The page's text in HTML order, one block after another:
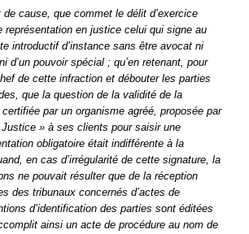
cause, que commet le délit d’exercice
représentation en justice celui qui signe au
introductif d’instance sans être avocat ni
d’un pouvoir spécial ; qu’en retenant, pour
de cette infraction et débouter les parties
que la question de la validité de la
par un organisme agréé, proposée par
» à ses clients pour saisir une
obligatoire était indifférente à la
en cas d’irrégularité de cette signature, la
ne pouvait résulter que de la réception
des tribunaux concernés d’actes de
d’identification des parties sont éditées
ainsi un acte de procédure au nom de